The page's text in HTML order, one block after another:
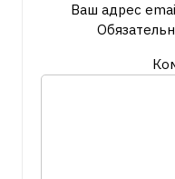
Ваш адрес